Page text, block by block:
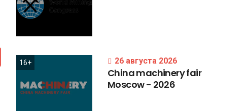
16+ 26 августа 2026
Chinamachineryfair
Moscow- 2026